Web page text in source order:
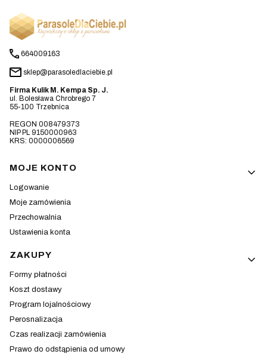
664009163
sklep@parasoledlaciebie.pl
Firma Kulik M. Kempa Sp. J.
ul. Bolesława Chrobrego 7
55-100 Trzebnica
REGON 008479373
NIP PL 9150000963
KRS: 0000006569
Linki w stopce
MOJE KONTO
Logowanie
Moje zamówienia
Przechowalnia
Ustawienia konta
ZAKUPY
Formy płatności
Koszt dostawy
Program lojalnościowy
Perosnalizacja
Czas realizacji zamówienia
Prawo do odstąpienia od umowy